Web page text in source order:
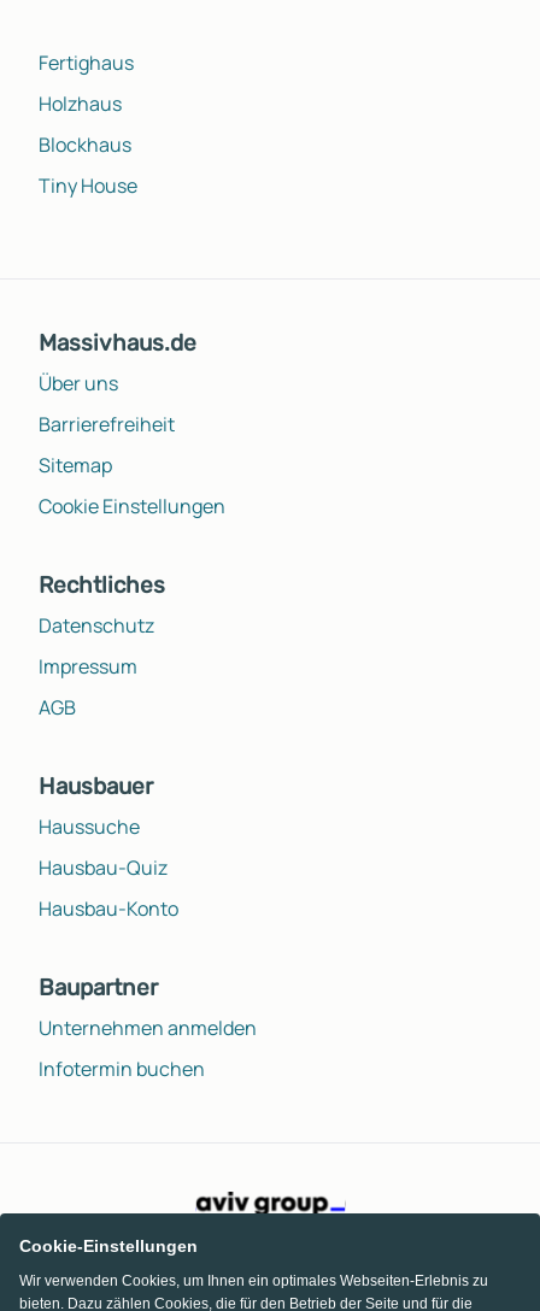
Fertighaus
Holzhaus
Blockhaus
Tiny House
Massivhaus.de
Über uns
Barrierefreiheit
Sitemap
Cookie Einstellungen
Rechtliches
Datenschutz
Impressum
AGB
Hausbauer
Haussuche
Hausbau-Quiz
Hausbau-Konto
Baupartner
Unternehmen anmelden
Infotermin buchen
Cookie-Einstellungen
Wir verwenden Cookies, um Ihnen ein optimales Webseiten-Erlebnis zu
bieten. Dazu zählen Cookies, die für den Betrieb der Seite und für die